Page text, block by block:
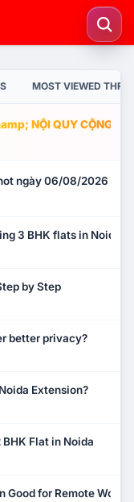
MOST VIEWED
NỘI QUY CỘNG
ngày 06/08/2026
3 BHK flats in Noida?
by Step
better privacy?
Extension?
Flat in Noida
for Remote Work?